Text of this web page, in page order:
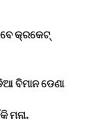
କ୍ରକେଟ୍
ବିମାନ ଡେଣା
ମନା.